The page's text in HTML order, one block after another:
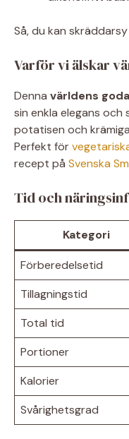
Så, du kan
Varför vi älskar
Denna världens
sin enkla elegans och
potatisen och
Perfekt för
recept på Svenska
Tid och
Kategori
Förberedelsetid
Tillagningstid
Total tid
Portioner
Kalorier
Svårighetsgrad